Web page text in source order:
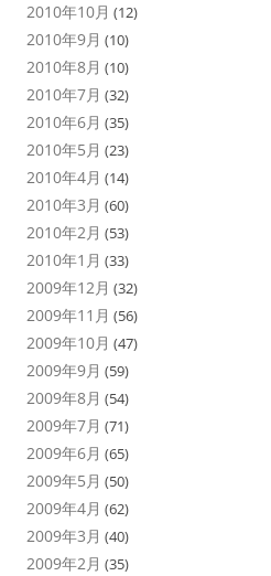
2010年10月 (12)
2010年9月 (10)
2010年8月 (10)
2010年7月 (32)
2010年6月 (35)
2010年5月 (23)
2010年4月 (14)
2010年3月 (60)
2010年2月 (53)
2010年1月 (33)
2009年12月 (32)
2009年11月 (56)
2009年10月 (47)
2009年9月 (59)
2009年8月 (54)
2009年7月 (71)
2009年6月 (65)
2009年5月 (50)
2009年4月 (62)
2009年3月 (40)
2009年2月 (35)